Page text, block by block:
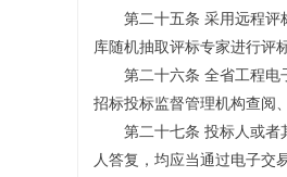
第二十五条 采用远程评标
库随机抽取评标专家进行评
第二十六条 全省工程电子
招标投标监督管理机构查阅
第二十七条 投标人或者其
人答复，均应当通过电子交